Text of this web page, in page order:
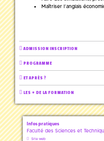
Maîtriser l’anglais
ADMISSION INSCRIPTION
PROGRAMME
ET APRÈS ?
LES + DE LA FORMATION
Infos pratiques
Faculté des Sciences et
Site web